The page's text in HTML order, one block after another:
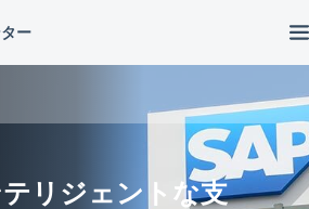
リジェントな支